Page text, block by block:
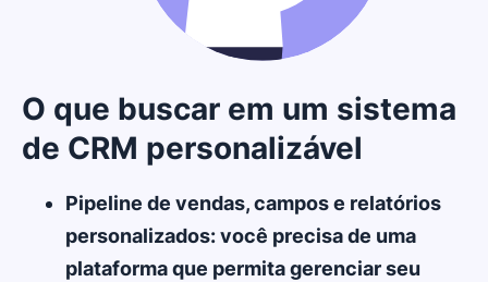
O que buscar em um sistema
de CRM personalizável
Pipeline de vendas, campos e relatórios
personalizados: você precisa de uma
plataforma que permita gerenciar seu